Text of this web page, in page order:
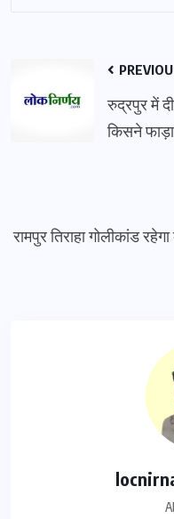
रुद्रपुर में
किसने फाड़ा
रामपुर तिराहा गोलीकांड